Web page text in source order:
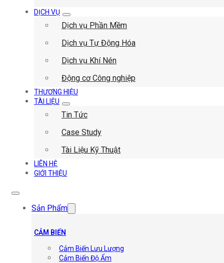
DỊCH VỤ
Dịch vụ Phần Mềm
Dịch vụ Tự Động Hóa
Dịch vụ Khí Nén
Động cơ Công nghiệp
THƯƠNG HIỆU
TÀI LIỆU
Tin Tức
Case Study
Tài Liệu Kỹ Thuật
LIÊN HỆ
GIỚI THIỆU
Sản Phẩm
CẢM BIẾN
Cảm Biến Lưu Lượng
Cảm Biến Độ Ẩm